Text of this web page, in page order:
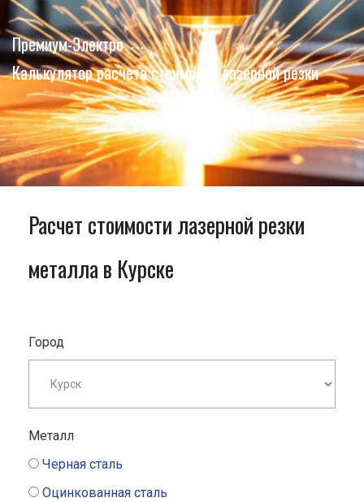
Премиум-Электро
Калькулятор расчета стоимости лазерной резки
Расчет стоимости лазерной резки
металла в Курске
Город
Металл
Черная сталь
Оцинкованная сталь